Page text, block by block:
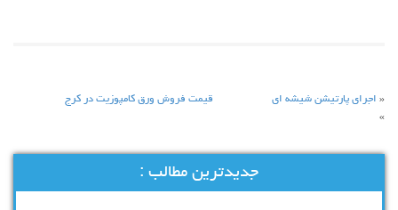
« اجرای پارتیشن شیشه ای
قیمت فروش ورق کامپوزیت در کرج
»
جدیدترین مطالب :